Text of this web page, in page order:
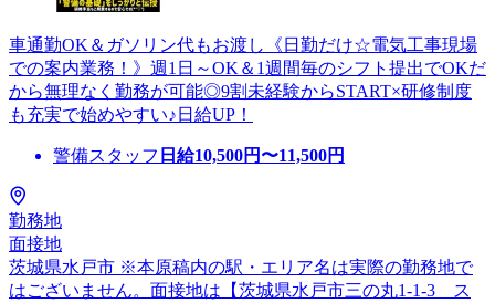
車通勤OK＆ガソリン代もお渡し《日勤だけ☆電気工事現場
での案内業務！》週1日～OK＆1週間毎のシフト提出でOKだ
から無理なく勤務が可能◎9割未経験からSTART×研修制度
も充実で始めやすい♪日給UP！
警備スタッフ 日給10,500円〜11,500円
勤務地
面接地
茨城県水戸市 ※本原稿内の駅・エリア名は実際の勤務地で
はございません。面接地は【茨城県水戸市三の丸1-1-3 ス